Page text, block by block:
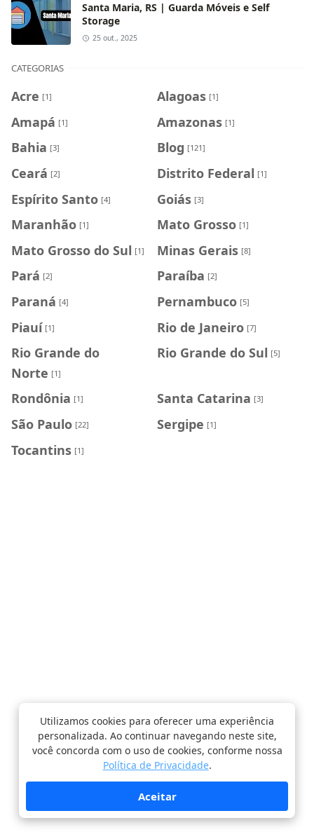
Utilizamos cookies para oferecer uma experiência
personalizada. Ao continuar navegando neste site,
você concorda com o uso de cookies, conforme nossa
Política de Privacidade.
Aceitar
Santa Maria, RS | Guarda Móveis e Self
Storage
25 out., 2025
CATEGORIAS
Acre [1] Alagoas [1]
Amapá [1] Amazonas [1]
Bahia [3] Blog [121]
Ceará [2] Distrito Federal [1]
Espírito Santo [4] Goiás [3]
Maranhão [1] Mato Grosso [1]
Mato Grosso do Sul [1] Minas Gerais [8]
Pará [2] Paraíba [2]
Paraná [4] Pernambuco [5]
Piauí [1] Rio de Janeiro [7]
Rio Grande do
Norte [1]
Rio Grande do Sul [5]
Rondônia [1] Santa Catarina [3]
São Paulo [22] Sergipe [1]
Tocantins [1]